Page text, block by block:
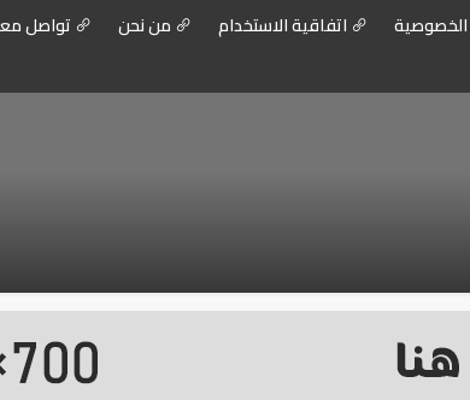
اتفاقية الاستخدام من نحن تواصل